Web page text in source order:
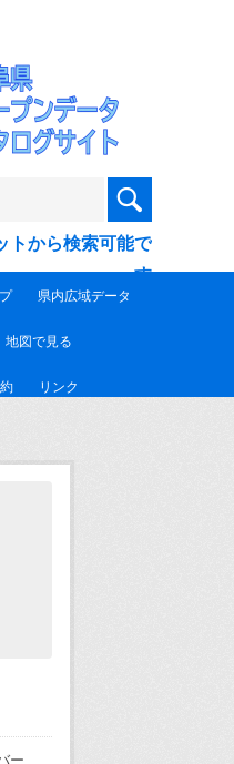
トから検索可能で
す
県内広域データ
地図で見る
リンク
ー